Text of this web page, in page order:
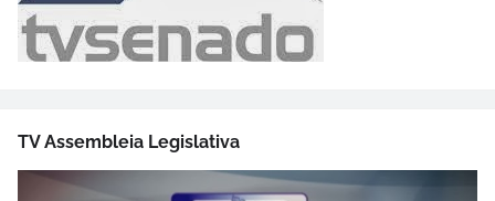
TV Assembleia Legislativa